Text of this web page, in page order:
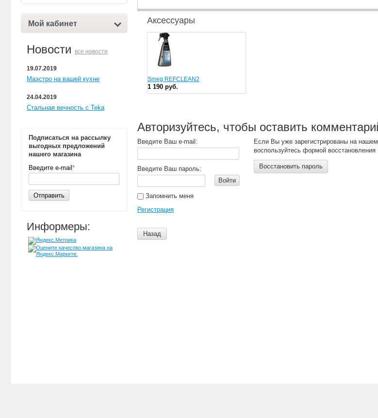
Мой кабинет
Новости все новости
19.07.2019
Маэстро на вашей кухне
24.04.2019
Стальная вечность с Teka
Подписаться на рассылку
выгодных предложений
нашего магазина
Введите e-mail *
Отправить
Информеры:
Аксессуары
Smeg REFCLEAN2
1 190 руб.
Авторизуйтесь, чтобы оставить
Введите Ваш e-mail:
Введите Ваш пароль:
Войти
Запомнить меня
Регистрация
Если Вы уже зарегистрированы на
воспользуйтесь формой восстановления
Восстановить пароль
Назад